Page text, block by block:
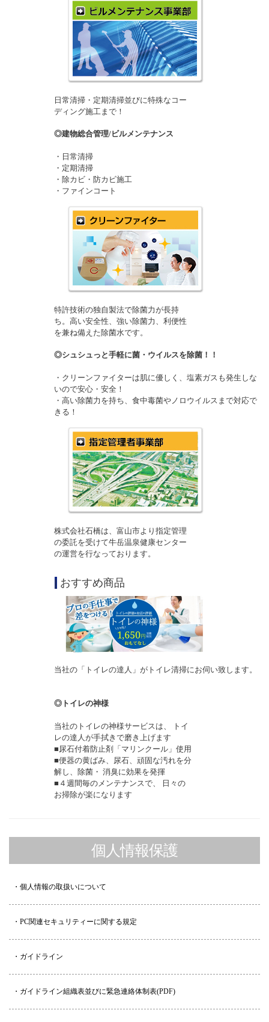
日常清掃・定期清掃並びに特殊なコー
ディング施工まで！
◎建物総合管理/ビルメンテナンス
・日常清掃
・定期清掃
・除カビ・防カビ施工
・ファインコート
特許技術の独自製法で除菌力が長持
ち。高い安全性、強い除菌力、利便性
を兼ね備えた除菌水です。
◎シュシュっと手軽に菌・ウイルスを除菌！！
・クリーンファイターは肌に優しく、塩素ガスも発生しな
いので安心・安全！
・高い除菌力を持ち、食中毒菌やノロウイルスまで対応で
きる！
株式会社石橋は、富山市より指定管理
の委託を受けて牛岳温泉健康センター
の運営を行なっております。
| おすすめ商品
当社の「トイレの達人」がトイレ清掃にお伺い致します。
◎トイレの神様
当社のトイレの神様サービスは、 トイ
レの達人が手拭きで磨き上げます
■尿石付着防止剤「マリンクール」使用
■便器の黄ばみ、尿石、頑固な汚れを分
解し、除菌・ 消臭に効果を発揮
■４週間毎のメンテナンスで、 日々の
お掃除が楽になります
個人情報保護
・個人情報の取扱いについて
・PC関連セキュリティーに関する規定
・ガイドライン
・ガイドライン組織表並びに緊急連絡体制表(PDF)